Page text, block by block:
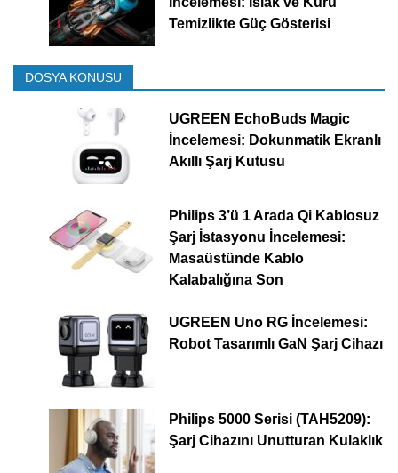
Temizlikte Güç Gösterisi
DOSYA KONUSU
UGREEN EchoBuds Magic
İncelemesi: Dokunmatik Ekranlı
Akıllı Şarj Kutusu
Philips 3’ü 1 Arada Qi Kablosuz
Şarj İstasyonu İncelemesi:
Masaüstünde Kablo
Kalabalığına Son
UGREEN Uno RG İncelemesi:
Robot Tasarımlı GaN Şarj Cihazı
Philips 5000 Serisi (TAH5209):
Şarj Cihazını Unutturan Kulaklık